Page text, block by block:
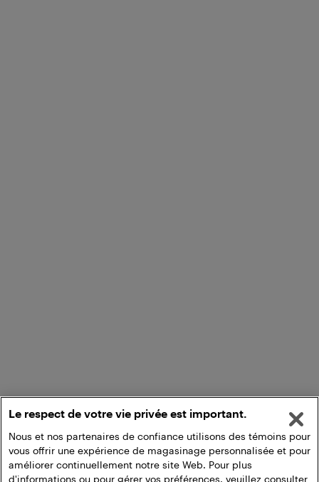
Le respect de votre vie privée est important.
Nous et nos partenaires de confiance utilisons des témoins pour
vous offrir une expérience de magasinage personnalisée et pour
améliorer continuellement notre site Web. Pour plus
d'informations ou pour gérer vos préférences, veuillez consulter